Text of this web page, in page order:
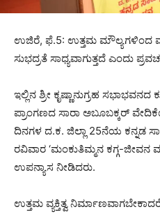
ಉಜಿರೆ, ಫೆ.5: ಉತ್ತಮ ಮೌಲ್ಯಗಳಿಂದ
ಸುಭದ್ರತೆ ಸಾಧ್ಯವಾಗುತ್ತದೆ ಎಂದು
ಇಲ್ಲಿನ ಶ್ರೀ ಕೃಷ್ಣಾನುಗ್ರಹ ಸಭಾಭವನದ
ಪ್ರಾಂಗಣದ ಸಾರಾ ಅಬೂಬಕ್ಕರ್
ದಿನಗಳ ದ.ಕ. ಜಿಲ್ಲಾ 25ನೆಯ ಕನ್ನಡ
ರವಿವಾರ ‘ಮಂಕುತಿಮ್ಮನ ಕಗ್ಗ-ಜೀವನ
ಉಪನ್ಯಾಸ ನೀಡಿದರು.
ಉತ್ತಮ ವ್ಯಕ್ತಿತ್ವ